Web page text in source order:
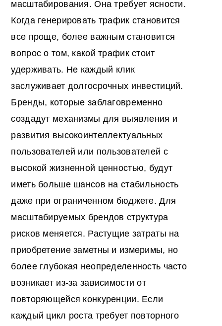
масштабирования. Она требует ясности.
Когда генерировать трафик становится
все проще, более важным становится
вопрос о том, какой трафик стоит
удерживать. Не каждый клик
заслуживает долгосрочных инвестиций.
Бренды, которые заблаговременно
создадут механизмы для выявления и
развития высокоинтеллектуальных
пользователей или пользователей с
высокой жизненной ценностью, будут
иметь больше шансов на стабильность
даже при ограниченном бюджете. Для
масштабируемых брендов структура
рисков меняется. Растущие затраты на
приобретение заметны и измеримы, но
более глубокая неопределенность часто
возникает из-за зависимости от
повторяющейся конкуренции. Если
каждый цикл роста требует повторного